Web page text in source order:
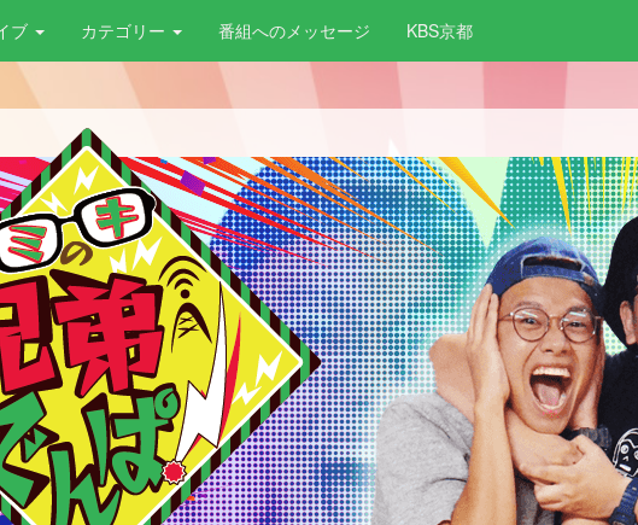
ブ カテゴリー 番組へのメッセージ KBS京都